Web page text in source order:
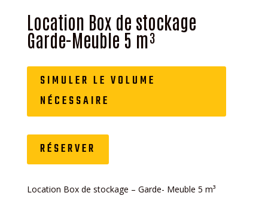
Location Box de stockage
Garde-Meuble 5 m³
SIMULER LE VOLUME
NÉCESSAIRE
RÉSERVER
Location Box de stockage – Garde- Meuble 5 m³